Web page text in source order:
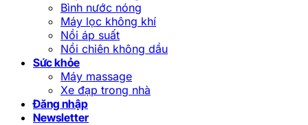
Bình nước nóng
Máy lọc không khí
Nồi áp suất
Nồi chiên không dầu
Sức khỏe
Máy massage
Xe đạp trong nhà
Đăng nhập
Newsletter